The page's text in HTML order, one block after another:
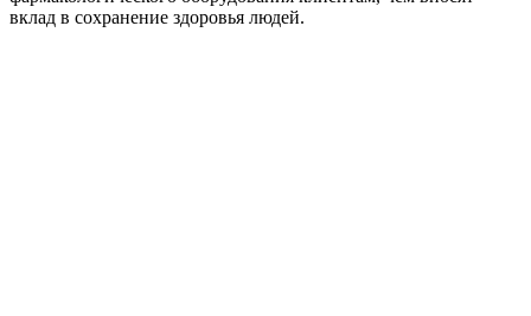
вклад в сохранение здоровья людей.